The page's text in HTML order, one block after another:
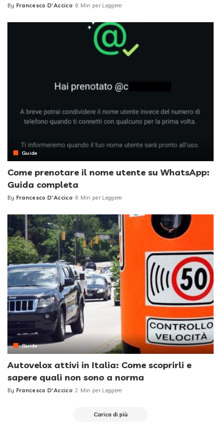
Posted
By Francesco D'Accico 6 Min per Leggere
Guide
Come prenotare il nome utente su WhatsApp:
Guida completa
Posted
By Francesco D'Accico 6 Min per Leggere
Guide
Autovelox attivi in Italia: Come scoprirli e
sapere quali non sono a norma
Posted
By Francesco D'Accico 2 Min per Leggere
Carica di più